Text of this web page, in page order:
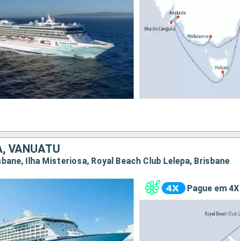
VANUATU
Ilha Misteriosa, Royal Beach Club Lelepa, Brisbane
Pague em 4X